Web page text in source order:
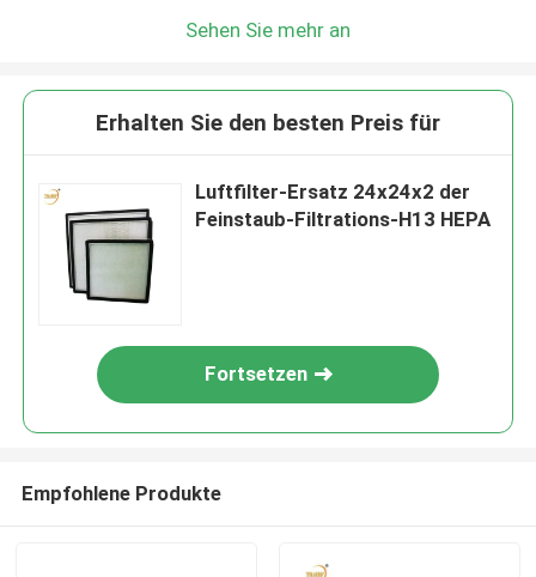
Sehen Sie mehr an
Erhalten Sie den besten Preis für
Luftfilter-Ersatz 24x24x2 der
Feinstaub-Filtrations-H13 HEPA
Fortsetzen
Empfohlene Produkte